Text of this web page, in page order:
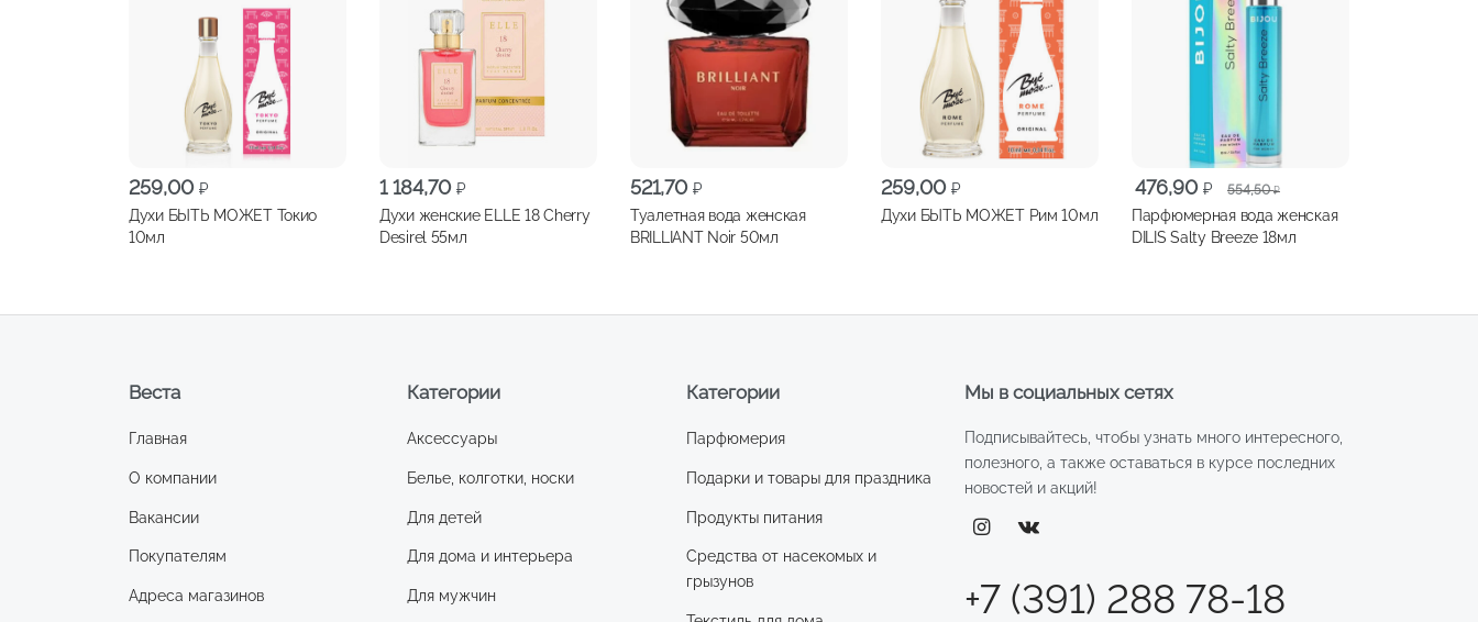
259,00 ₽
Духи БЫТЬ МОЖЕТ Токио
10мл
1 184,70 ₽
Духи женские ELLE 18 Cherry
Desirel 55мл
521,70 ₽
Туалетная вода женская
BRILLIANT Noir 50мл
259,00 ₽
Духи БЫТЬ МОЖЕТ Рим 10мл
554,50₽
Первоначальная
цена
составляла
476,90 ₽
Текущая
цена:
476,90 ₽.
Парфюмерная вода женская
DILIS Salty Breeze 18мл
Мы в социальных сетях
Подписывайтесь, чтобы узнать много интересного,
полезного, а также оставаться в курсе последних
новостей и акций!
+7 (391) 288 78-18
Категории
Аксессуары
Белье, колготки, носки
Для детей
Для дома и интерьера
Для мужчин
Категории
Парфюмерия
Подарки и товары для праздника
Продукты питания
Средства от насекомых и
грызунов
Веста
Главная
О компании
Вакансии
Покупателям
Адреса магазинов